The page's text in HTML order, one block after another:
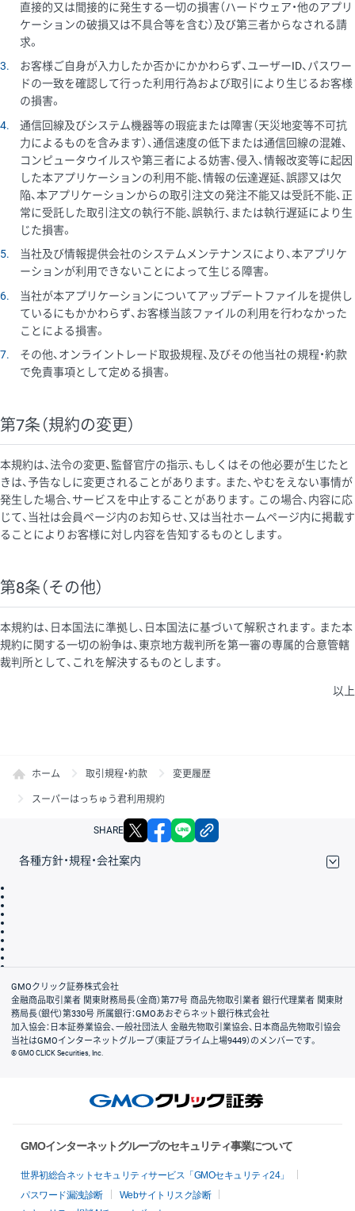
直接的又は間接的に発生する一切の損害（ハードウェア・他のアプリ
ケーションの破損又は不具合等を含む）及び第三者からなされる請
求。
3
お客様ご自身が入力したか否かにかかわらず、ユーザーID、パスワー
ドの一致を確認して行った利用行為および取引により生じるお客様
の損害。
4
通信回線及びシステム機器等の瑕疵または障害（天災地変等不可抗
力によるものを含みます）、通信速度の低下または通信回線の混雑、
コンピュータウイルスや第三者による妨害、侵入、情報改変等に起因
した本アプリケーションの利用不能、情報の伝達遅延、誤謬又は欠
陥、本アプリケーションからの取引注文の発注不能又は受託不能、正
常に受託した取引注文の執行不能、誤執行、または執行遅延により生
じた損害。
5
当社及び情報提供会社のシステムメンテナンスにより、本アプリケ
ーションが利用できないことによって生じる障害。
6
当社が本アプリケーションについてアップデートファイルを提供し
ているにもかかわらず、お客様当該ファイルの利用を行わなかった
ことによる損害。
7
その他、オンライントレード取扱規程、及びその他当社の規程・約款
で免責事項として定める損害。
第7条（規約の変更）
本規約は、法令の変更、監督官庁の指示、もしくはその他必要が生じたと
きは、予告なしに変更されることがあります。また、やむをえない事情が
発生した場合、サービスを中止することがあります。この場合、内容に応
じて、当社は会員ページ内のお知らせ、又は当社ホームページ内に掲載す
ることによりお客様に対し内容を告知するものとします。
第8条（その他）
本規約は、日本国法に準拠し、日本国法に基づいて解釈されます。また本
規約に関する一切の紛争は、東京地方裁判所を第一審の専属的合意管轄
裁判所として、これを解決するものとします。
以上
ホーム 取引規程・約款 変更履歴
スーパーはっちゅう君利用規約
SHARE X facebook
各種方針・規程・会社案内
会社案内
GMOクリック証券株式会社
金融商品取引業者 関東財務局長（金商）第77号 商品先物取引業者 銀行代理業者 関東財
務局長（銀代）第330号 所属銀行：GMOあおぞらネット銀行株式会社
加入協会：日本証券業協会、一般社団法人 金融先物取引業協会、日本商品先物取引協会
当社はGMOインターネットグループ（東証プライム上場9449）のメンバーです。
© GMO CLICK Securities, Inc.
GMOインターネットグループのセキュリティ事業について
世界初総合ネットセキュリティサービス「GMOセキュリティ24」
パスワード漏洩診断
Webサイトリスク診断